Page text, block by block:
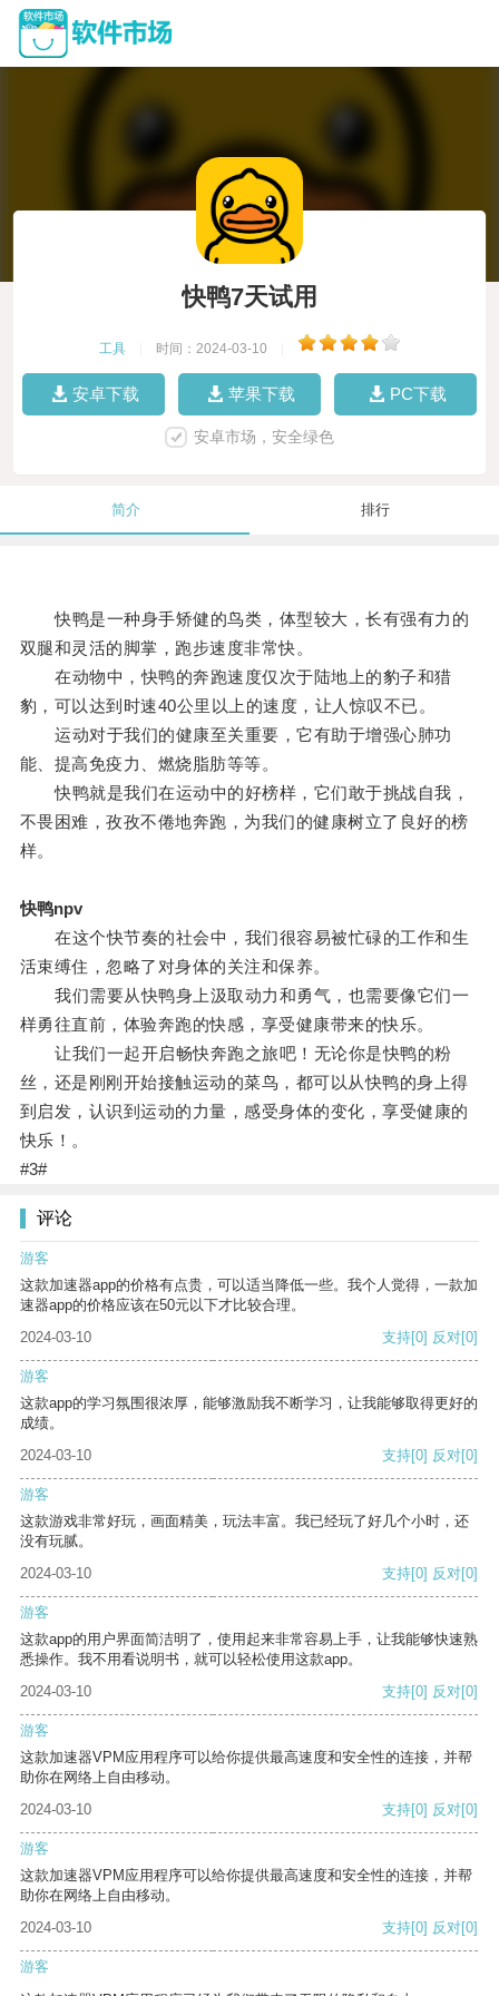
快鸭7天试用
工具 时间：2024-03-10
安卓下载 苹果下载 PC下载
安卓市场，安全绿色
简介 排行
快鸭是一种身手矫健的鸟类，体型较大，长有强有力的
双腿和灵活的脚掌，跑步速度非常快。
在动物中，快鸭的奔跑速度仅次于陆地上的豹子和猎
豹，可以达到时速40公里以上的速度，让人惊叹不已。
运动对于我们的健康至关重要，它有助于增强心肺功
能、提高免疫力、燃烧脂肪等等。
快鸭就是我们在运动中的好榜样，它们敢于挑战自我，
不畏困难，孜孜不倦地奔跑，为我们的健康树立了良好的榜
样。
快鸭npv
在这个快节奏的社会中，我们很容易被忙碌的工作和生
活束缚住，忽略了对身体的关注和保养。
我们需要从快鸭身上汲取动力和勇气，也需要像它们一
样勇往直前，体验奔跑的快感，享受健康带来的快乐。
让我们一起开启畅快奔跑之旅吧！无论你是快鸭的粉
丝，还是刚刚开始接触运动的菜鸟，都可以从快鸭的身上得
到启发，认识到运动的力量，感受身体的变化，享受健康的
快乐！。
#3#
评论
游客
这款加速器app的价格有点贵，可以适当降低一些。我个人觉得，一款加
速器app的价格应该在50元以下才比较合理。
2024-03-10
支持[0] 反对[0]
游客
这款app的学习氛围很浓厚，能够激励我不断学习，让我能够取得更好的
成绩。
2024-03-10
支持[0] 反对[0]
游客
这款游戏非常好玩，画面精美，玩法丰富。我已经玩了好几个小时，还
没有玩腻。
2024-03-10
支持[0] 反对[0]
游客
这款app的用户界面简洁明了，使用起来非常容易上手，让我能够快速熟
悉操作。我不用看说明书，就可以轻松使用这款app。
2024-03-10
支持[0] 反对[0]
游客
这款加速器VPM应用程序可以给你提供最高速度和安全性的连接，并帮
助你在网络上自由移动。
2024-03-10
支持[0] 反对[0]
游客
这款加速器VPM应用程序可以给你提供最高速度和安全性的连接，并帮
助你在网络上自由移动。
2024-03-10
支持[0] 反对[0]
游客